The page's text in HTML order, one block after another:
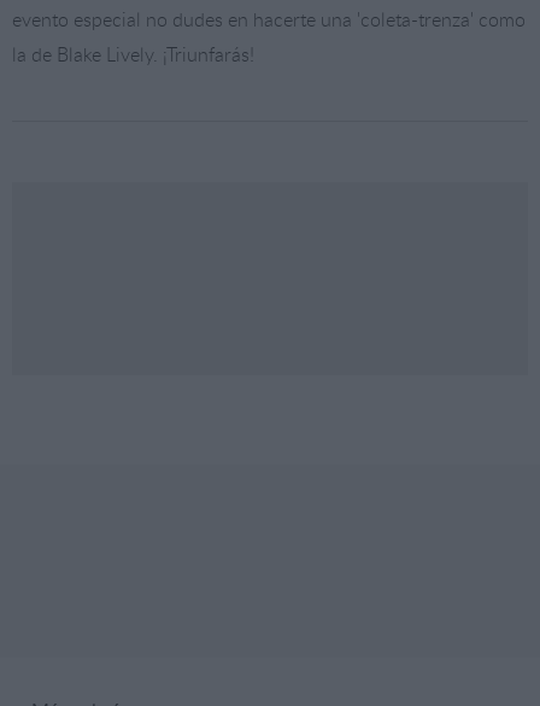
evento especial no dudes en hacerte una 'coleta-trenza' como
la de Blake Lively. ¡Triunfarás!